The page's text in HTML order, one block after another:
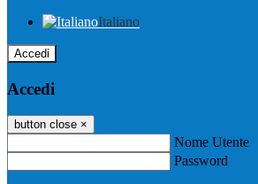
Italiano
Accedi
Accedi
button close ×
Nome Utente
Password